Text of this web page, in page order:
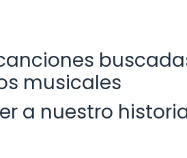
musicales
a nuestro